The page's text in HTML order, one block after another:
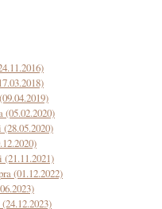
(05.02.2020)
(01.12.2022)